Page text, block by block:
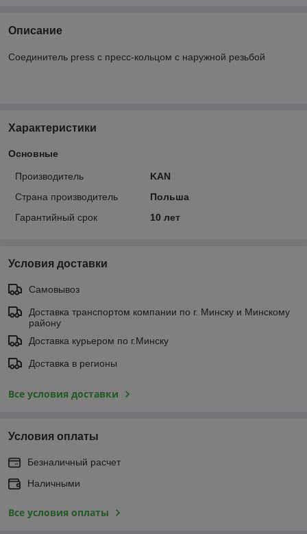
Описание
Соединитель press с пресс-кольцом с наружной резьбой
Характеристики
Основные
Производитель
KAN
Страна производитель
Польша
Гарантийный срок
10 лет
Условия доставки
Самовывоз
Доставка транспортом компании по г. Минску и Минскому
району
Доставка курьером по г.Минску
Доставка в регионы
Все условия доставки
Условия оплаты
Безналичный расчет
Наличными
Все условия оплаты